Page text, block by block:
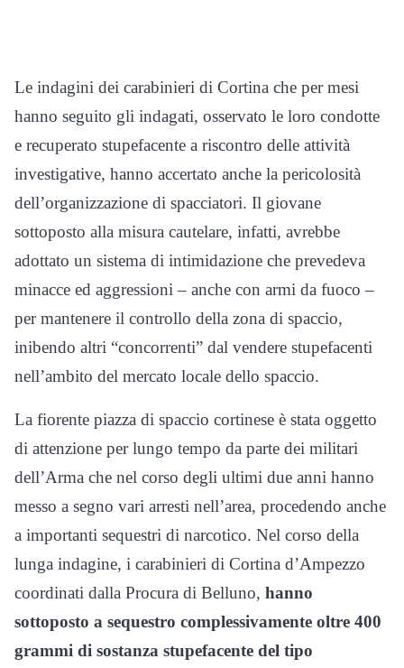
Le indagini dei carabinieri di Cortina che per mesi
hanno seguito gli indagati, osservato le loro condotte
e recuperato stupefacente a riscontro delle attività
investigative, hanno accertato anche la pericolosità
dell’organizzazione di spacciatori. Il giovane
sottoposto alla misura cautelare, infatti, avrebbe
adottato un sistema di intimidazione che prevedeva
minacce ed aggressioni – anche con armi da fuoco –
per mantenere il controllo della zona di spaccio,
inibendo altri “concorrenti” dal vendere stupefacenti
nell’ambito del mercato locale dello spaccio.
La fiorente piazza di spaccio cortinese è stata oggetto
di attenzione per lungo tempo da parte dei militari
dell’Arma che nel corso degli ultimi due anni hanno
messo a segno vari arresti nell’area, procedendo anche
a importanti sequestri di narcotico. Nel corso della
lunga indagine, i carabinieri di Cortina d’Ampezzo
coordinati dalla Procura di Belluno, hanno
sottoposto a sequestro complessivamente oltre 400
grammi di sostanza stupefacente del tipo